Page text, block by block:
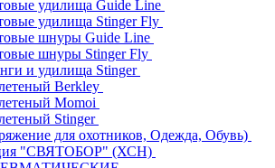
удилища Guide Line
удилища Stinger Fly
шнуры Guide Line
шнуры Stinger Fly
и удилища Stinger
Berkley
Momoi
Stinger
для охотников, Одежда, Обувь)
"СВЯТОБОР" (ХСН)